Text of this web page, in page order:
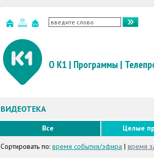
О К1 | Программы |
ВИДЕОТЕКА
Все Целые
Сортировать по: время события/эфира | время